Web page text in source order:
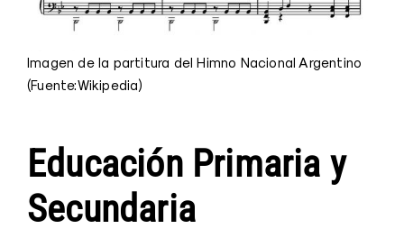
Imagen de la partitura del Himno Nacional Argentino
(Fuente:Wikipedia)
Educación Primaria y
Secundaria